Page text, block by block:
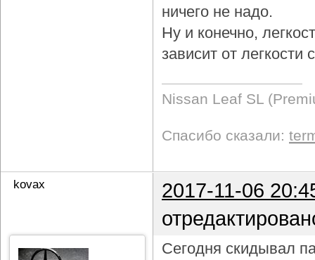
ничего не надо.
Ну и конечно,
зависит от
Nissan Leaf SL
Спасибо сказали:
kovax
2017-11-06
Сегодня скидывал